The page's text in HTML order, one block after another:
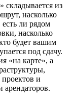
складывается из
насколько
ли рядом
насколько
будет вашим
под сдачу.
«на карте», а
проектов и
арендаторов.